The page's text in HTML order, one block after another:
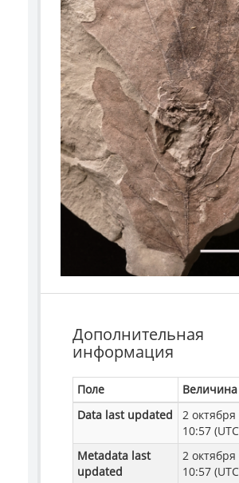
Дополнительная
информация
Поле
Величина
Data last updated
2 октября
10:57
Metadata last
updated
2 октября
10:57